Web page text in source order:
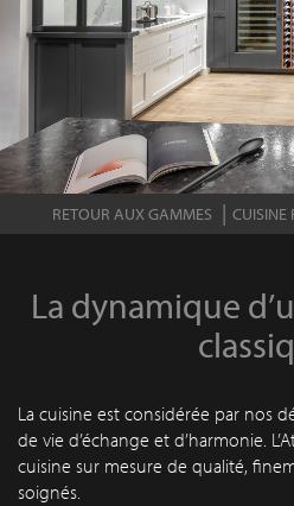
RETOUR AUX GAMMES CUISINE
La dynamique
La cuisine est considérée par nos
de vie d’échange et d’harmonie.
cuisine sur mesure de qualité,
soignés.